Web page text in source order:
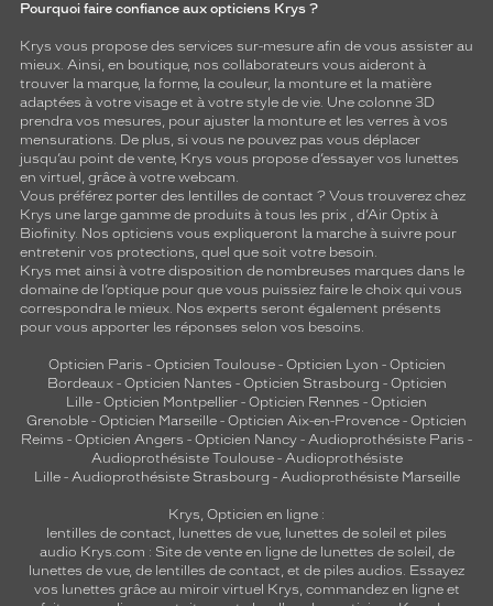
Pourquoi faire confiance aux opticiens Krys ?
Krys vous propose des services sur-mesure afin de vous assister au
mieux. Ainsi, en boutique, nos collaborateurs vous aideront à
trouver la marque, la forme, la couleur, la monture et la matière
adaptées à votre visage et à votre style de vie. Une colonne 3D
prendra vos mesures, pour ajuster la monture et les verres à vos
mensurations. De plus, si vous ne pouvez pas vous déplacer
jusqu’au point de vente, Krys vous propose d’essayer vos lunettes
en virtuel, grâce à votre webcam.
Vous préférez porter des lentilles de contact ? Vous trouverez chez
Krys une large gamme de produits à tous les prix , d’Air Optix à
Biofinity. Nos opticiens vous expliqueront la marche à suivre pour
entretenir vos protections, quel que soit votre besoin.
Krys met ainsi à votre disposition de nombreuses marques dans le
domaine de l’optique pour que vous puissiez faire le choix qui vous
correspondra le mieux. Nos experts seront également présents
pour vous apporter les réponses selon vos besoins.
Opticien Paris - Opticien Toulouse- Opticien Lyon - Opticien
Bordeaux- Opticien Nantes - Opticien Strasbourg - Opticien
Lille - Opticien Montpellier - Opticien Rennes - Opticien
Grenoble - Opticien Marseille - Opticien Aix-en-Provence - Opticien
Reims - Opticien Angers - Opticien Nancy - Audioprothésiste Paris -
Audioprothésiste Toulouse- Audioprothésiste
Lille- Audioprothésiste Strasbourg - Audioprothésiste Marseille
Krys, Opticien en ligne :
lentilles de contact, lunettes de vue, lunettes de soleil et piles
audio Krys.com : Site de vente en ligne de lunettes de soleil, de
lunettes de vue, de lentilles de contact, et de piles audios. Essayez
vos lunettes grâce au miroir virtuel Krys, commandez en ligne et